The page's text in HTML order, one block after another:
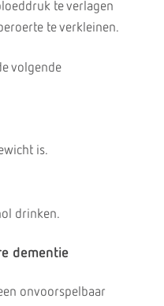
te verlagen
te verkleinen.
volgende
is.
drinken.
dementie
onvoorspelbaar